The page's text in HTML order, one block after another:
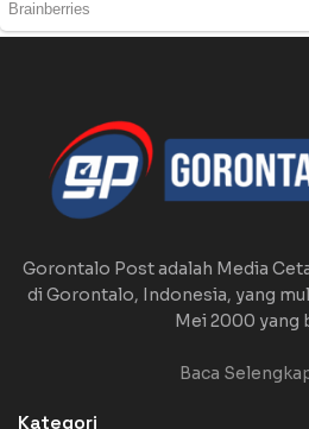
Gorontalo Post adalah Media
di Gorontalo, Indonesia, yang
Mei 2000 yang
Baca
Kategori